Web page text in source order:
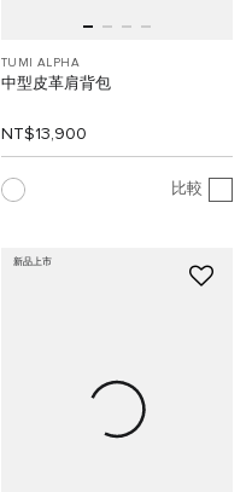
TUMI ALPHA
中型皮革肩背包
NT$13,900
比較
新品上市